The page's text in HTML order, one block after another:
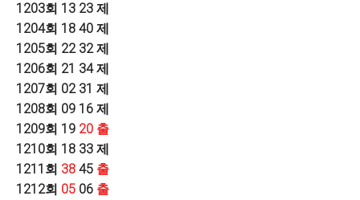
1203회 13 23 제
1204회 18 40 제
1205회 22 32제
1206회 21 34제
1207회 02 31 제
1208회 09 16 제
1209회 19 20 출
1210회 18 33 제
1211 회 38 45 출
1212회 05 06 출